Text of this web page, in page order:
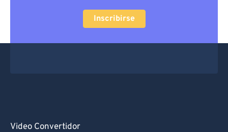
Inscribirse
Video Convertidor